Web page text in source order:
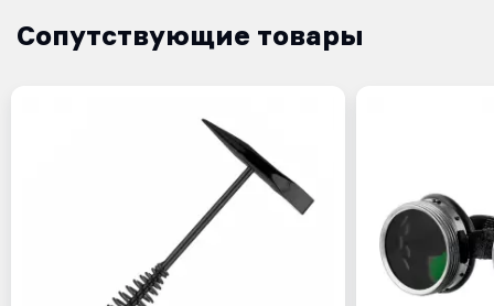
Сопутствующие товары